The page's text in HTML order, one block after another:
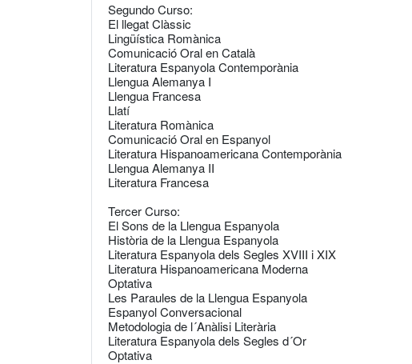
Segundo Curso:
El llegat Clàssic
Lingüística Romànica
Comunicació Oral en Català
Literatura Espanyola Contemporània
Llengua Alemanya I
Llengua Francesa
Llatí
Literatura Romànica
Comunicació Oral en Espanyol
Literatura Hispanoamericana Contemporània
Llengua Alemanya II
Literatura Francesa
Tercer Curso:
El Sons de la Llengua Espanyola
Història de la Llengua Espanyola
Literatura Espanyola dels Segles XVIII i XIX
Literatura Hispanoamericana Moderna
Optativa
Les Paraules de la Llengua Espanyola
Espanyol Conversacional
Metodologia de l´Anàlisi Literària
Literatura Espanyola dels Segles d´Or
Optativa